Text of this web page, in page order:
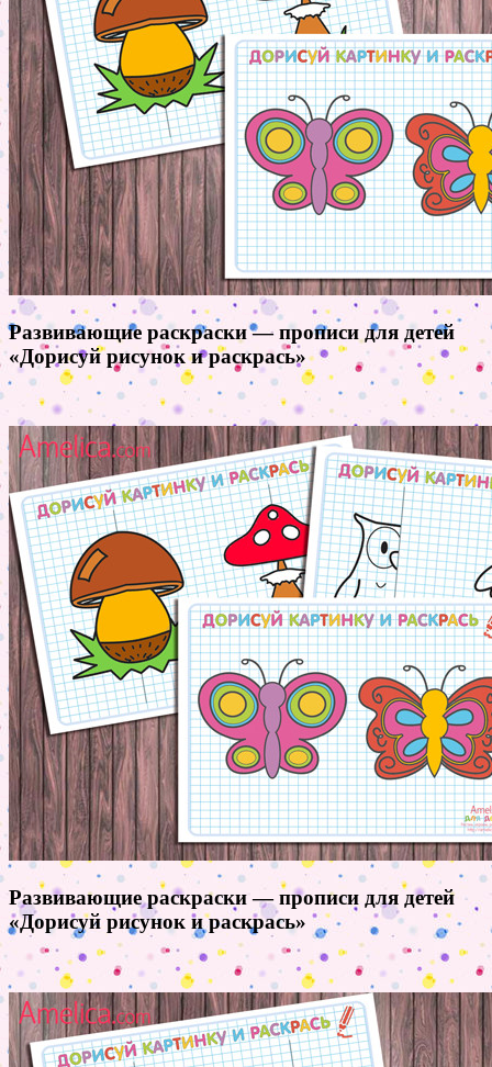
Развивающие раскраски — прописи для детей
«Дорисуй рисунок и раскрась»
Развивающие раскраски — прописи для детей
«Дорисуй рисунок и раскрась»